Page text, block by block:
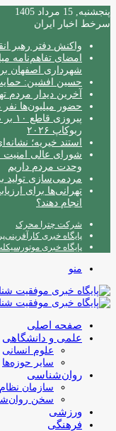
پنجشنبه, 15 مرداد 1405
سرخط اخبار ایران
واکنش دفتر رهبر
امضای تفاهم‌نامه
شهرداری اصفهان
حسین افشین:
آخرین دیدار مردم
حضور میلیون‌ها
ربوکاپ ۲۰۲۶
استند خیریه؛
شورای عالی امنیت
وحدت مردم داریم
مردمی‌سازی تولید
تهرانی‌ها برای
انجام دهند؟
شرکت چترا محرک
پایگاه خبری
پایگاه خبری
منو
صفحه اصلی
علمی و دانشگاهی
علوم انسانی
سایر حوزه‌ها
روان‌شناسی
سازمان نظام
سخن
ورزشی
فرهنگی